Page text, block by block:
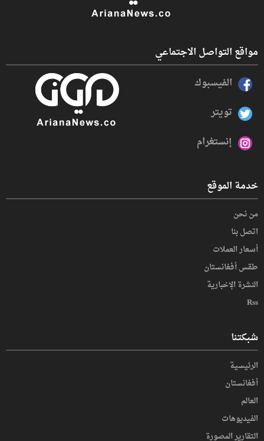
مواقع التواصل الاجتماعي
الفيسبوك
تويتر
إنستغرام
خدمة الموقع
من نحن
اتصل بنا
أسعار العملات
طقس أفغانستان
النشرة الإخبارية
Rss
شبكتنا
الرئيسية
أفغانستان
العالم
الفیدیوهات
التقاریر المصورة